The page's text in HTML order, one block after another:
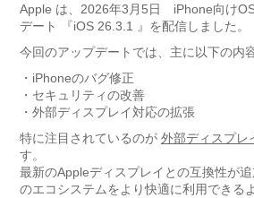
Apple は、2026年3月5日 iPhone向け
デート 『iOS 26.3.1 』を配信しました。
今回のアップデートでは、主に以下の内
・iPhoneのバグ修正
・セキュリティの改善
・外部ディスプレイ対応の拡張
特に注目されているのが 外部ディスプレ
す。
最新のAppleディスプレイとの互換性が
のエコシステムをより快適に利用できる